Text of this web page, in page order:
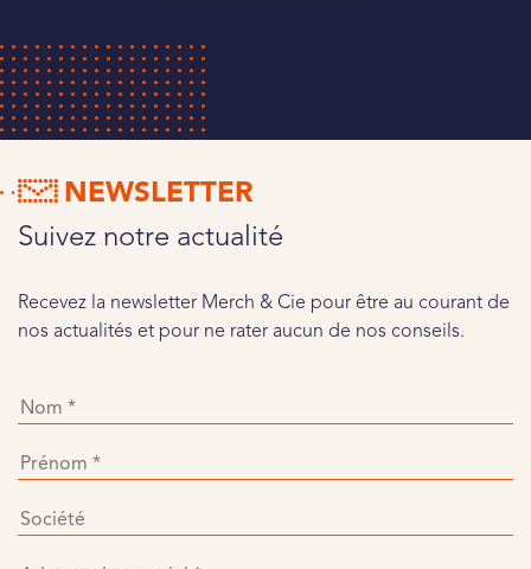
NEWSLETTER
Suivez notre actualité
Recevez la newsletter Merch & Cie pour être au courant de
nos actualités et pour ne rater aucun de nos conseils.